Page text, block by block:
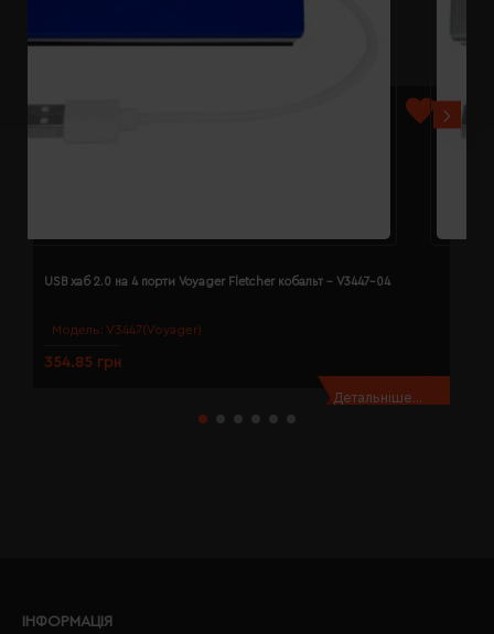
Модель: V3447(Voyager)
USB хаб 2.0 на 4 порти Voyager Fletcher кобальт - V3447-04
354.85 грн
Детальніше...
ІНФОРМАЦІЯ